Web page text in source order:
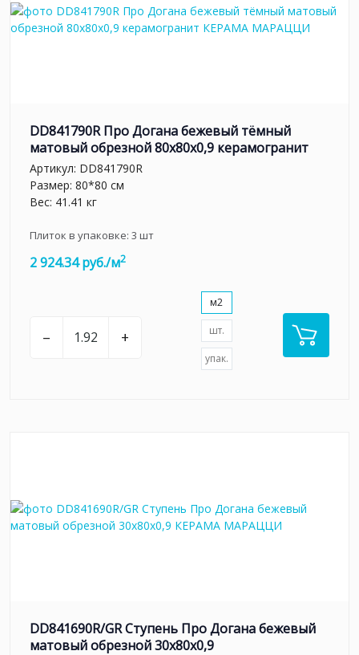
DD841790R Про Догана бежевый тёмный
матовый обрезной 80x80x0,9 керамогранит
Артикул: DD841790R
Размер: 80*80 см
Вес: 41.41 кг
Плиток в упаковке: 3 шт
2 924.34 руб./м2
– +
м2
шт.
упак.
DD841690R/GR Ступень Про Догана бежевый
матовый обрезной 30x80x0,9